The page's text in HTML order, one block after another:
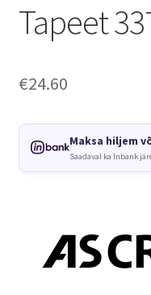
Tapeet
€24.60
Maksa hiljem
Saadaval ka Inbank